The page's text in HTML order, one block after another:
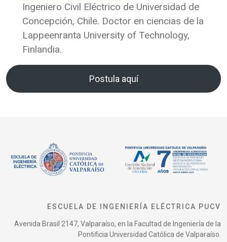
Ingeniero Civil Eléctrico de Universidad de
Concepción, Chile. Doctor en ciencias de la
Lappeenranta University of Technology,
Finlandia.
Postula aquí
ESCUELA DE INGENIERÍA ELÉCTRICA PUCV
Avenida Brasil 2147, Valparaíso, en la Facultad de Ingeniería de la
Pontificia Universidad Católica de Valparaíso.